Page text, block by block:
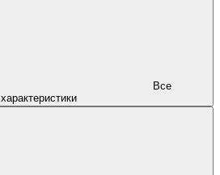
характеристики